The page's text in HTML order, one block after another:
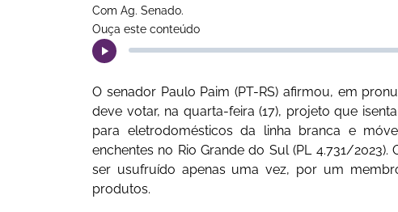
Com Ag. Senado.
Ouça este conteúdo
O senador Paulo Paim (PT-RS) afirmou, em
deve votar, na quarta-feira (17), projeto que
para eletrodomésticos da linha branca e
enchentes no Rio Grande do Sul (PL 4.731/
ser usufruído apenas uma vez, por um
produtos.